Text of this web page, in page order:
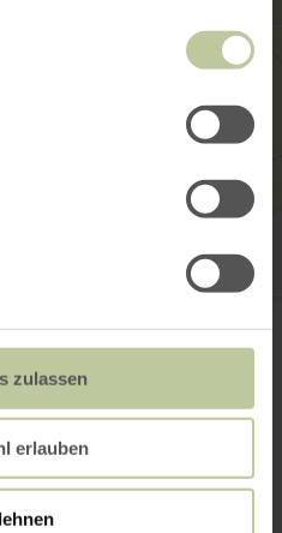
zulassen
erlauben